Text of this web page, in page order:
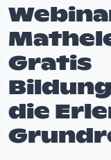
Gratis
die